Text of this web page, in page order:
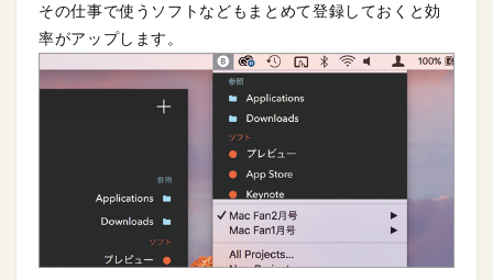
その仕事で使うソフトなどもまとめて登録しておくと効
率がアップします。